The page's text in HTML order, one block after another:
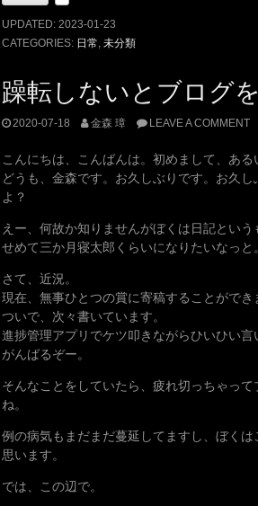
UPDATED: 2023-01-23
CATEGORIES: 日常 未分類
躁転しないとブログ
2020-07-18 金森 璋 LEAVE A COMMENT
こんにちは、こんばんは。初めまして、ある
どうも、金森です。お久しぶりです。お久
よ？
えー、何故か知りませんがぼくは日記とい
せめて三か月寝太郎くらいになりたいなっと。
さて、近況。
現在、無事ひとつの賞に寄稿することができ
ついで、次々書いています。
進捗管理アプリでケツ叩きながらひいひい言
がんばるぞー。
そんなことをしていたら、疲れ切っちゃっ
ね。
例の病気もまだまだ蔓延してますし、ぼく
思います。
では、この辺で。